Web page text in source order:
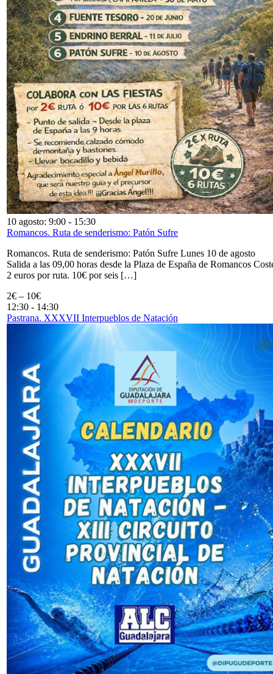
10 agosto: 9:00 - 15:30
Romancos. Ruta de senderismo: Patón Sufre
Romancos. Ruta de senderismo: Patón Sufre Lunes 10 de agosto
Salida a las 09,00 horas desde la Plaza de España de Romancos
2 euros por ruta. 10€ por seis […]
2€ – 10€
12:30 - 14:30
Pastrana. XXXVII Interpueblos de Natación